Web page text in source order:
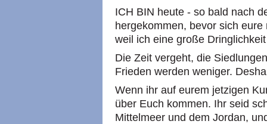
ICH BIN heute - so bald nach
hergekommen, bevor sich
weil ich eine große
Die Zeit vergeht, die
Frieden werden weniger.
Wenn ihr auf eurem jetzigen
über Euch kommen. Ihr seid
Mittelmeer und dem Jordan,